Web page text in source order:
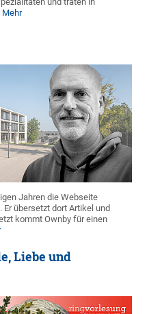
Mehr
Jahren die Webseite
Er übersetzt dort Artikel und
kommt Ownby für einen
Liebe und